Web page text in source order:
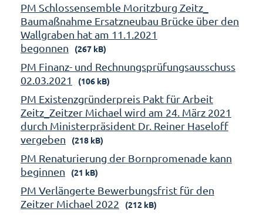
PM Schlossensemble Moritzburg Zeitz_
Baumaßnahme Ersatzneubau Brücke über den
Wallgraben hat am 11.1.2021
begonnen
(267 kB)
PM Finanz- und Rechnungsprüfungsausschuss
02.03.2021
(106 kB)
PM Existenzgründerpreis Pakt für Arbeit
Zeitz_Zeitzer Michael wird am 24. März 2021
durch Ministerpräsident Dr. Reiner Haseloff
vergeben
(218 kB)
PM Renaturierung der Bornpromenade kann
beginnen
(21 kB)
PM Verlängerte Bewerbungsfrist für den
Zeitzer Michael 2022
(212 kB)